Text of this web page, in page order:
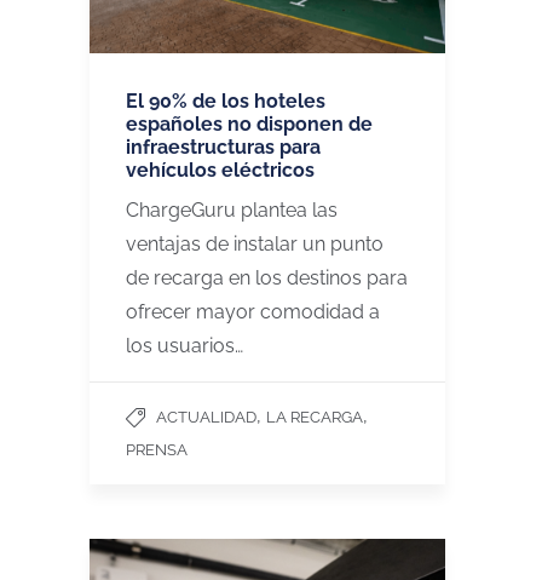
El 90% de los hoteles
españoles no disponen de
infraestructuras para
vehículos eléctricos
ChargeGuru plantea las
ventajas de instalar un punto
de recarga en los destinos para
ofrecer mayor comodidad a
los usuarios…
ACTUALIDAD, LA RECARGA,
PRENSA